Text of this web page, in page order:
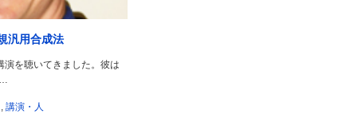
汎用合成法
演を聴いてきました。彼は
, 講演・人